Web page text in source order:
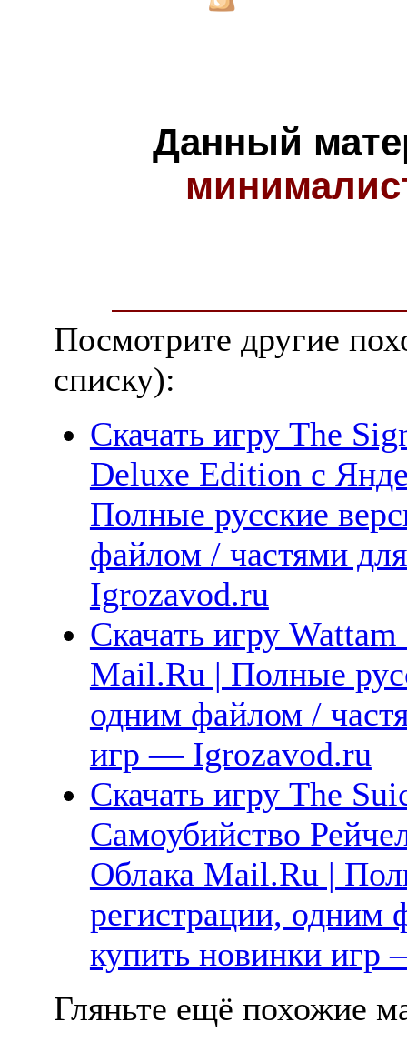
Данный
Посмотрите другие
списку):
Скачать игру The
Deluxe Edition с
Полные русские
файлом / частями
Igrozavod.ru
Скачать игру
Mail.Ru | Полные
одним файлом /
игр — Igrozavod.ru
Скачать игру The
Самоубийство
Облака Mail.Ru |
регистрации, одним
купить новинки
Гляньте ещё похожие